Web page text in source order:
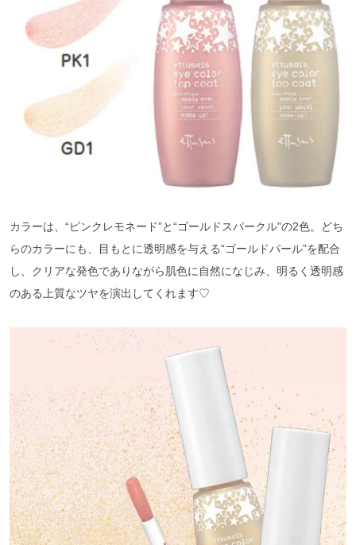
カラーは、“ピンクレモネード”と“ゴールドスパークル”の2色。どち
らのカラーにも、目もとに透明感を与える“ゴールドパール”を配合
し、クリアな発色でありながら肌色に自然になじみ、明るく透明感
のある上質なツヤを演出してくれます♡